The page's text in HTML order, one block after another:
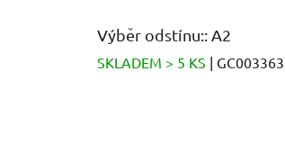
Výběr odstínu:: A2
SKLADEM > 5 KS | GC003363